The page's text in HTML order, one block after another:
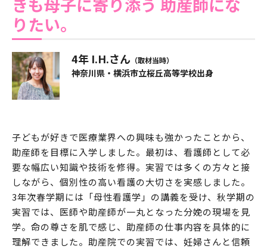
りたい。
4年 I.H.さん （取材当時）
神奈川県・横浜市立桜丘高等学校出身
子どもが好きで医療業界への興味も強かったことから、
助産師を目標に入学しました。最初は、看護師として必
要な幅広い知識や技術を修得。実習では多くの方々と接
しながら、個別性の高い看護の大切さを実感しました。
3年次春学期には「母性看護学」の講義を受け、秋学期の
実習では、医師や助産師が一丸となった分娩の現場を見
学。命の尊さを肌で感じ、助産師の仕事内容を具体的に
理解できました。助産院での実習では、妊婦さんと信頼